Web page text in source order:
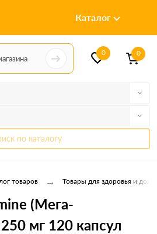
Каталог
0 0
по каталогу
товаров → Товары для здоровья и
(Мега-
мг 120 капсул